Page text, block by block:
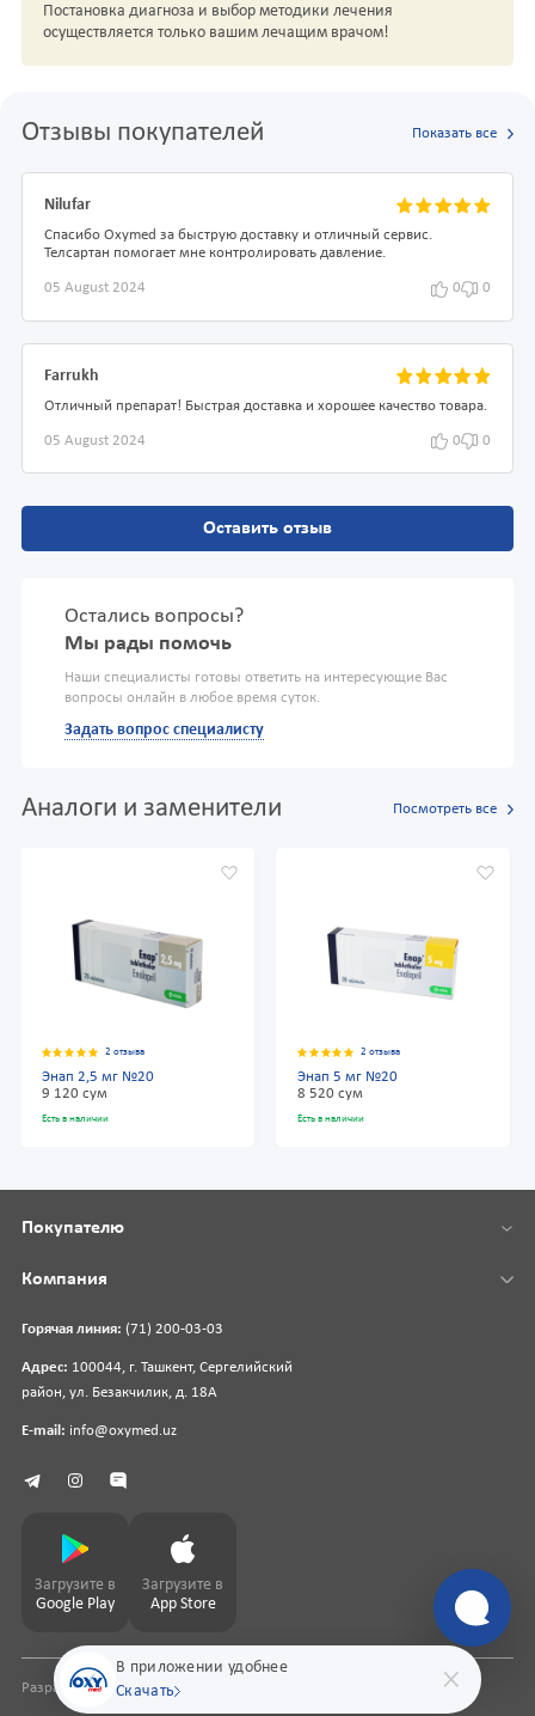
Постановка диагноза и выбор методики лечения
осуществляется только вашим лечащим врачом!
Отзывы покупателей Показать все
Nilufar
Спасибо Oxymed за быструю доставку и отличный сервис.
Телсартан помогает мне контролировать давление.
05 August 2024 0 0
Farrukh
Отличный препарат! Быстрая доставка и хорошее качество товара.
05 August 2024 0 0
Оставить отзыв
Остались вопросы?
Мы рады помочь
Наши специалисты готовы ответить на интересующие Вас
вопросы онлайн в любое время суток.
Задать вопрос специалисту
Аналоги и заменители Посмотреть все
2 отзыва
Энап 2,5 мг №20
9 120 сум
Есть в наличии
2 отзыва
Энап 5 мг №20
8 520 сум
Есть в наличии
В приложении удобнее
Скачать
Горячая линия: (71) 200-03-03
Адрес: 100044, г. Ташкент, Сергелийский
район, ул. Безакчилик, д. 18А
E-mail: info@oxymed.uz
Покупателю
Компания
Загрузите в
Google Play
Загрузите в
App Store
Разработка сайтаpharmit.uz